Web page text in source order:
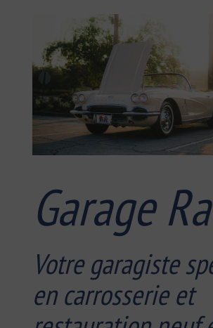
Garage
Votre garagiste
en carrosserie et